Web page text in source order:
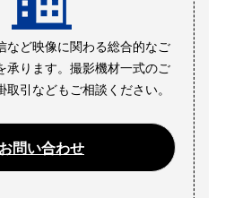
など映像に関わる総合的なご
承ります。撮影機材一式のご
取引などもご相談ください。
お問い合わせ